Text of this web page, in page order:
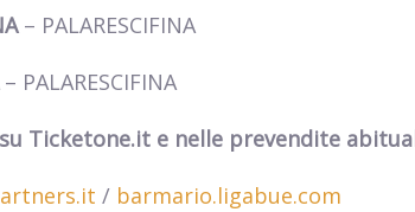
– PALARESCIFINA
– PALARESCIFINA
Ticketone.it e nelle prevendite
/ barmario.ligabue.com